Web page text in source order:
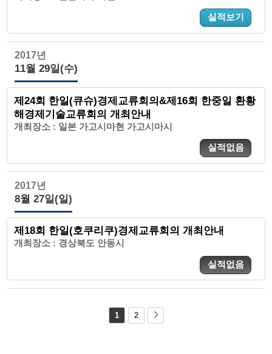
실적보기
2017년
11월 29일(수)
제24회 한일(큐슈)경제교류회의&제16회 한중일 환황
해경제기술교류회의 개최안내
개최장소 : 일본 가고시마현 가고시마시
실적없음
2017년
8월 27일(일)
제18회 한일(호쿠리쿠)경제교류회의 개최안내
개최장소 : 경상북도 안동시
실적없음
1 2